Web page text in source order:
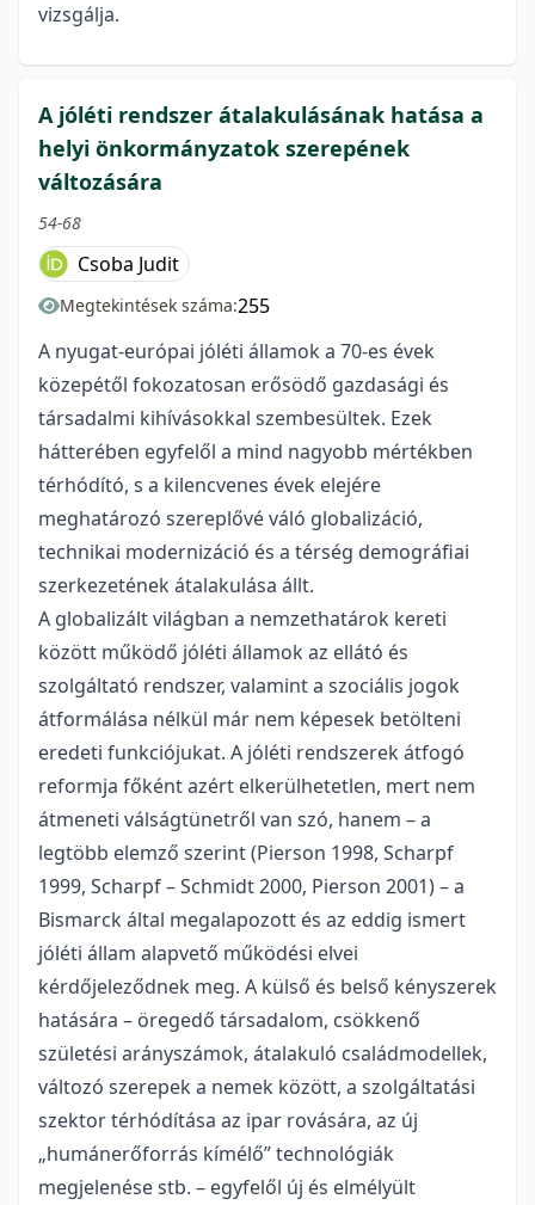
vizsgálja.
A jóléti rendszer átalakulásának hatása a
helyi önkormányzatok szerepének
változására
54-68
Csoba Judit
Megtekintések száma:255
A nyugat-európai jóléti államok a 70-es évek
közepétől fokozatosan erősödő gazdasági és
társadalmi kihívásokkal szembesültek. Ezek
hátterében egyfelől a mind nagyobb mértékben
térhódító, s a kilencvenes évek elejére
meghatározó szereplővé váló globalizáció,
technikai modernizáció és a térség demográfiai
szerkezetének átalakulása állt.
A globalizált világban a nemzethatárok kereti
között működő jóléti államok az ellátó és
szolgáltató rendszer, valamint a szociális jogok
átformálása nélkül már nem képesek betölteni
eredeti funkciójukat. A jóléti rendszerek átfogó
reformja főként azért elkerülhetetlen, mert nem
átmeneti válságtünetről van szó, hanem – a
legtöbb elemző szerint (Pierson 1998, Scharpf
1999, Scharpf – Schmidt 2000, Pierson 2001) – a
Bismarck által megalapozott és az eddig ismert
jóléti állam alapvető működési elvei
kérdőjeleződnek meg. A külső és belső kényszerek
hatására – öregedő társadalom, csökkenő
születési arányszámok, átalakuló családmodellek,
változó szerepek a nemek között, a szolgáltatási
szektor térhódítása az ipar rovására, az új
„humánerőforrás kímélő” technológiák
megjelenése stb. – egyfelől új és elmélyült